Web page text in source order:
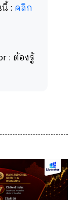
: คลิก
: ต้องรู้